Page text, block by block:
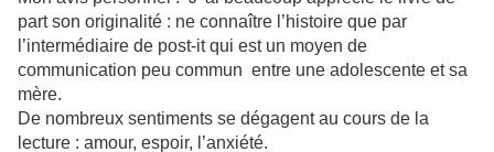
part son originalité : ne connaître l’histoire que par
l’intermédiaire de post-it qui est un moyen de
communication peu commun entre une adolescente et sa
mère.
De nombreux sentiments se dégagent au cours de la
lecture : amour, espoir, l’anxiété.